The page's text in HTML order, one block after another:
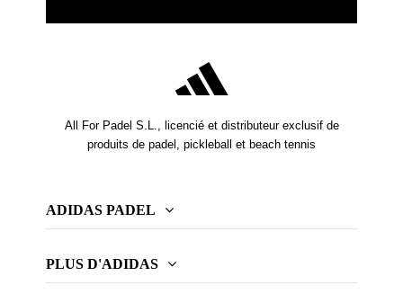
All For Padel S.L., licencié et distributeur exclusif de
produits de padel, pickleball et beach tennis
ADIDAS PADEL
PLUS D'ADIDAS